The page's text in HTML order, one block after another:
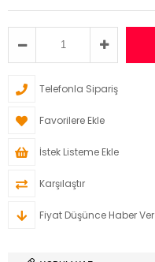
Telefonla Sipariş
Favorilere Ekle
İstek Listeme Ekle
Karşılaştır
Fiyat Düşünce Haber Ver